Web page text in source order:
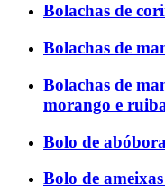
Bolachas de
Bolachas de
Bolachas de
morango e
Bolo de
Bolo de